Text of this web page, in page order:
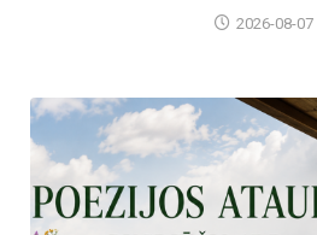
2026-08-07